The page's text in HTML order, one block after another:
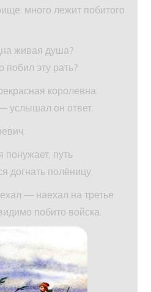
много лежит побитого
живая душа?
побил эту рать?
королевна,
услышал он ответ.
понужает, путь
догнать полёницу.
— наехал на третье
побито войска.